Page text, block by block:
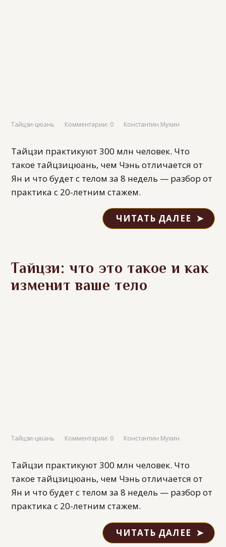
Тайцзи-цюань Комментарии: 0 Константин Мухин
Тайцзи практикуют 300 млн человек. Что
такое тайцзицюань, чем Чэнь отличается от
Ян и что будет с телом за 8 недель — разбор от
практика с 20-летним стажем.
ЧИТАТЬ ДАЛЕЕ
Тайцзи: что это такое и как
изменит ваше тело
Тайцзи-цюань Комментарии: 0 Константин Мухин
Тайцзи практикуют 300 млн человек. Что
такое тайцзицюань, чем Чэнь отличается от
Ян и что будет с телом за 8 недель — разбор от
практика с 20-летним стажем.
ЧИТАТЬ ДАЛЕЕ